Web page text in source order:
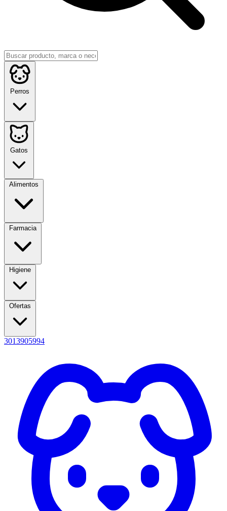
Perros
Gatos
Alimentos
Farmacia
Higiene
Ofertas
3013905994